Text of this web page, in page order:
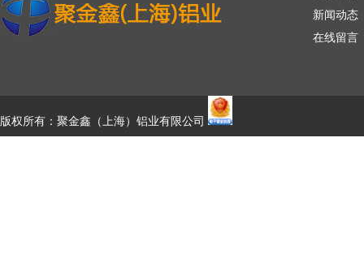
新闻动态
在线留言
版权所有：聚金鑫（上海）铝业有限公司